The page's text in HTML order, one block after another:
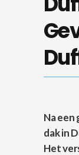
Na
dak in
Het